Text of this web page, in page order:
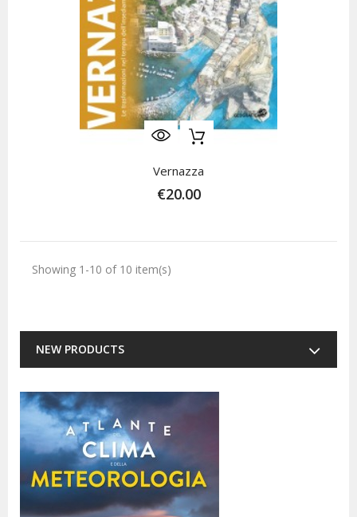
Vernazza
€20.00
Showing 1-10 of 10 item(s)
NEW PRODUCTS